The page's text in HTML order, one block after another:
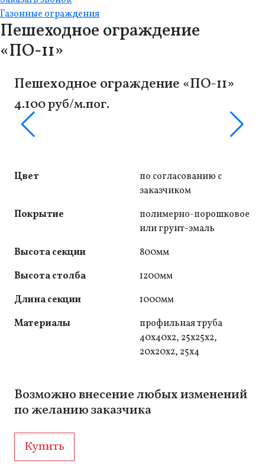
Газонные ограждения
Пешеходное ограждение
«ПО-11»
Пешеходное ограждение «ПО-11»
4.100 руб/м.пог.
Цвет
по согласованию с
заказчиком
Покрытие
полимерно-порошковое
или грунт-эмаль
Высота секции
800мм
Высота столба
1200мм
Длина секции
1000мм
Материалы
профильная труба
40x40x2, 25x25x2,
20x20x2, 25x4
Возможно внесение любых изменений
по желанию заказчика
Купить